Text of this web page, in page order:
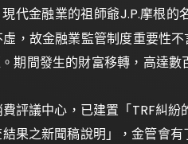
現代金融業的祖師爺J.P.摩根的
，故金融業監管制度重要性
期間發生的財富移轉，高達
評議中心，已建置「TRF糾
果之新聞稿說明」，金管會